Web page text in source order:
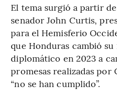
El tema surgió a partir
senador John Curtis,
para el Hemisferio
que Honduras cambió
diplomático en 2023 a
promesas realizadas por
“no se han cumplido”.